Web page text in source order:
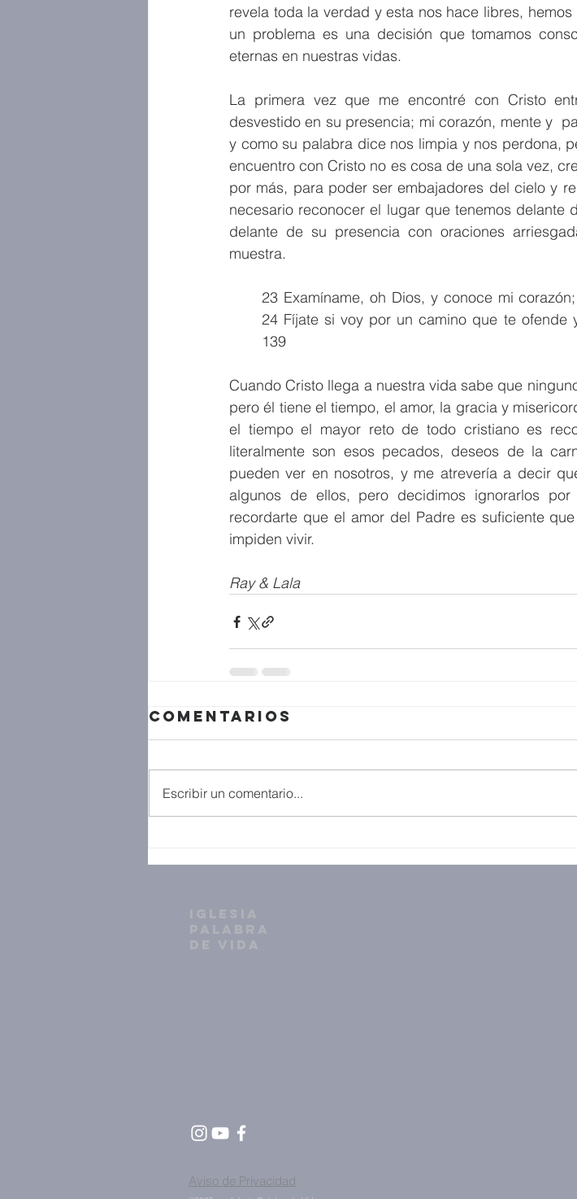
revela toda la verdad y esta nos hace libres,
un problema es una decisión que tomamos
eternas en nuestras vidas.
La primera vez que me encontré con Cristo
desvestido en su presencia; mi corazón, mente y
y como su palabra dice nos limpia y nos perdona,
encuentro con Cristo no es cosa de una sola vez,
por más, para poder ser embajadores del cielo y
necesario reconocer el lugar que tenemos delante
delante de su presencia con oraciones
muestra.
23 Examíname, oh Dios, y conoce mi
24 Fíjate si voy por un camino que te ofende
139
Cuando Cristo llega a nuestra vida sabe que
pero él tiene el tiempo, el amor, la gracia y
el tiempo el mayor reto de todo cristiano es
literalmente son esos pecados, deseos de la
pueden ver en nosotros, y me atrevería a decir
algunos de ellos, pero decidimos ignorarlos
recordarte que el amor del Padre es suficiente
impiden vivir.
Ray & Lala
Comentarios
Escribir un comentario...
Aviso de Privacidad